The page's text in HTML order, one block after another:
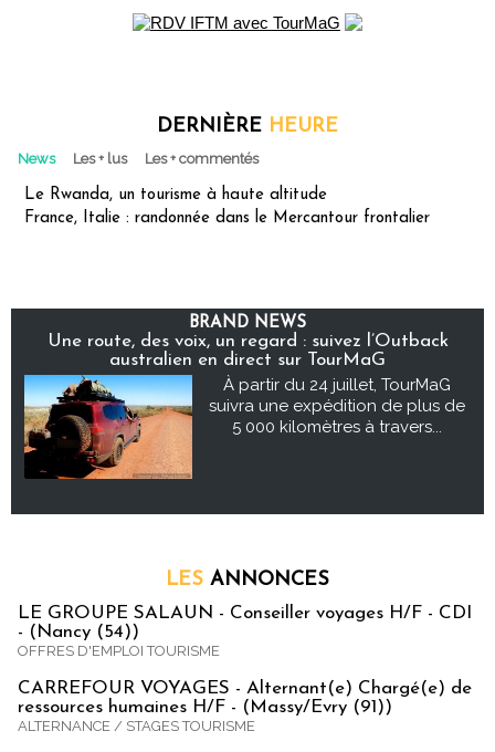
DERNIÈRE HEURE
News Les + lus Les + commentés
Le Rwanda, un tourisme à haute altitude
France, Italie : randonnée dans le Mercantour frontalier
BRAND NEWS
Une route, des voix, un regard : suivez l’Outback
australien en direct sur TourMaG
À partir du 24 juillet, TourMaG
suivra une expédition de plus de
5 000 kilomètres à travers...
LES ANNONCES
LE GROUPE SALAUN - Conseiller voyages H/F - CDI
- (Nancy (54))
OFFRES D'EMPLOI TOURISME
CARREFOUR VOYAGES - Alternant(e) Chargé(e) de
ressources humaines H/F - (Massy/Evry (91))
ALTERNANCE / STAGES TOURISME